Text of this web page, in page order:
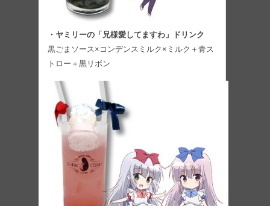
・ヤミリーの「兄様愛してますわ」ドリンク
黒ごまソース×コンデンスミルク×ミルク＋青ス
トロー＋黒リボン